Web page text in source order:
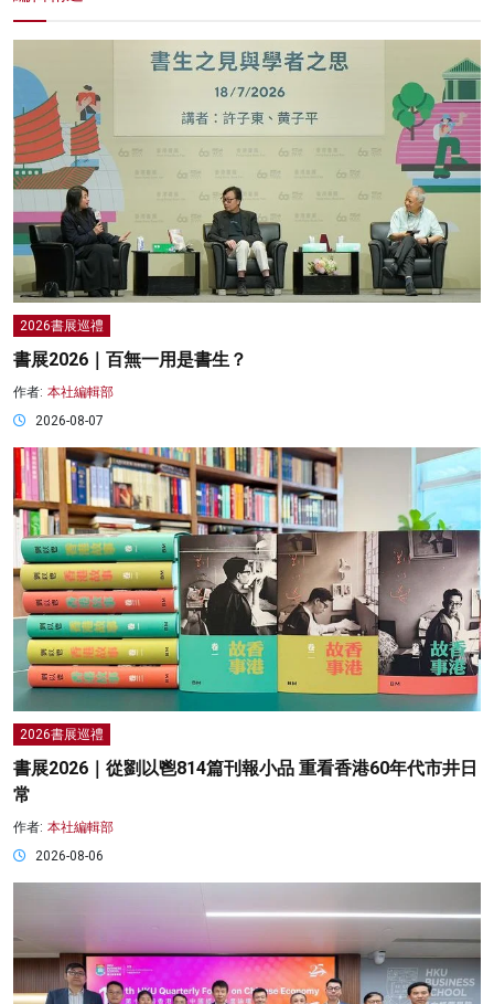
2026書展巡禮
書展2026｜百無一用是書生？
作者: 本社編輯部
2026-08-07
2026書展巡禮
書展2026｜從劉以鬯814篇刊報小品 重看香港60年代市井日
常
作者: 本社編輯部
2026-08-06